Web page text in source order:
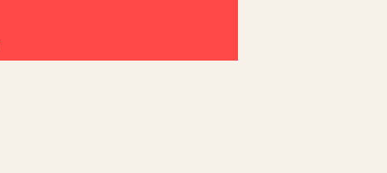
响了初中英语教学效率。因此，要提升初